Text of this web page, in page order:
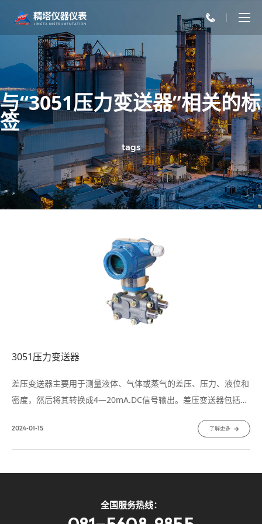
与“3051压力变送器”相关的标
签
tags
3051压力变送器
差压变送器主要用于测量液体、气体或蒸气的差压、压力、液位和
密度，然后将其转换成4—20mA.DC信号输出。差压变送器包括
2024-01-15 了解更多
全国服务热线：